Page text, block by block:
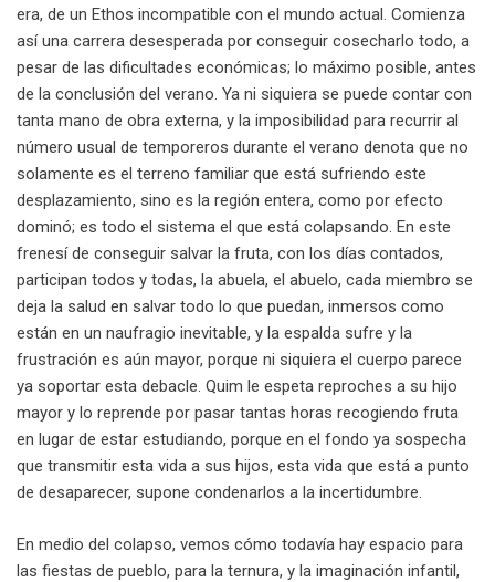
era, de un Ethos incompatible con el mundo actual. Comienza
así una carrera desesperada por conseguir cosecharlo todo, a
pesar de las dificultades económicas; lo máximo posible, antes
de la conclusión del verano. Ya ni siquiera se puede contar con
tanta mano de obra externa, y la imposibilidad para recurrir al
número usual de temporeros durante el verano denota que no
solamente es el terreno familiar que está sufriendo este
desplazamiento, sino es la región entera, como por efecto
dominó; es todo el sistema el que está colapsando. En este
frenesí de conseguir salvar la fruta, con los días contados,
participan todos y todas, la abuela, el abuelo, cada miembro se
deja la salud en salvar todo lo que puedan, inmersos como
están en un naufragio inevitable, y la espalda sufre y la
frustración es aún mayor, porque ni siquiera el cuerpo parece
ya soportar esta debacle. Quim le espeta reproches a su hijo
mayor y lo reprende por pasar tantas horas recogiendo fruta
en lugar de estar estudiando, porque en el fondo ya sospecha
que transmitir esta vida a sus hijos, esta vida que está a punto
de desaparecer, supone condenarlos a la incertidumbre.
En medio del colapso, vemos cómo todavía hay espacio para
las fiestas de pueblo, para la ternura, y la imaginación infantil,